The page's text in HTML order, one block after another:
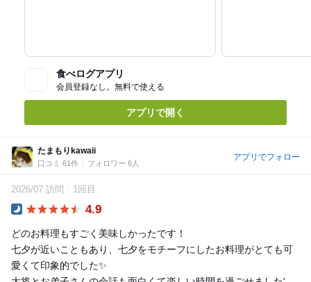
食べログアプリ
会員登録なし。無料で使える
アプリで開く
たまもりkawaii
口コミ 61件 フォロワー 6人
アプリでフォロー
2026/07 訪問 1回目
4.9
どのお料理もすごく美味しかったです！
七夕が近いこともあり、七夕をモチーフにしたお料理がとても可
愛くて印象的でした✨